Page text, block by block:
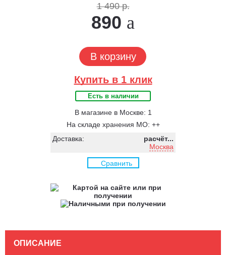
1 490 р.
890
В корзину
Купить в 1 клик
Есть в наличии
В магазине в Москве: 1
На складе хранения МО: ++
Доставка:
расчёт...
Москва
Сравнить
ОПИСАНИЕ